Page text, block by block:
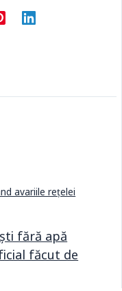
fără apă
făcut de